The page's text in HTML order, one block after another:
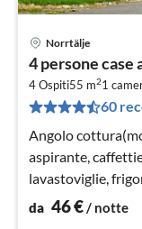
Norrtälje
4 persone case
4 Ospiti55 m21
60
Angolo
aspirante,
lavastoviglie,
pozzo)
da 46€/ notte